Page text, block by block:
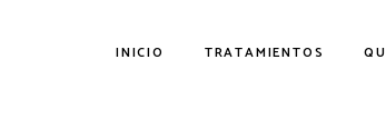
INICIO TRATAMIENTOS